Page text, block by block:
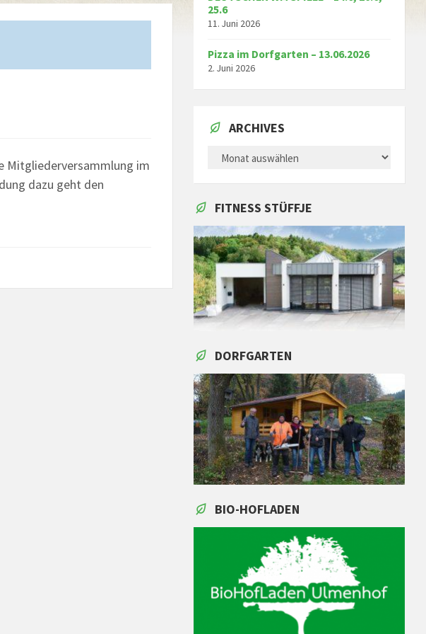
Mitgliederversammlung im
dazu geht den
25.6
11. Juni 2026
Pizza im Dorfgarten – 13.06.2026
2. Juni 2026
ARCHIVES
ARCHIVES
FITNESS STÜFFJE
DORFGARTEN
BIO-HOFLADEN